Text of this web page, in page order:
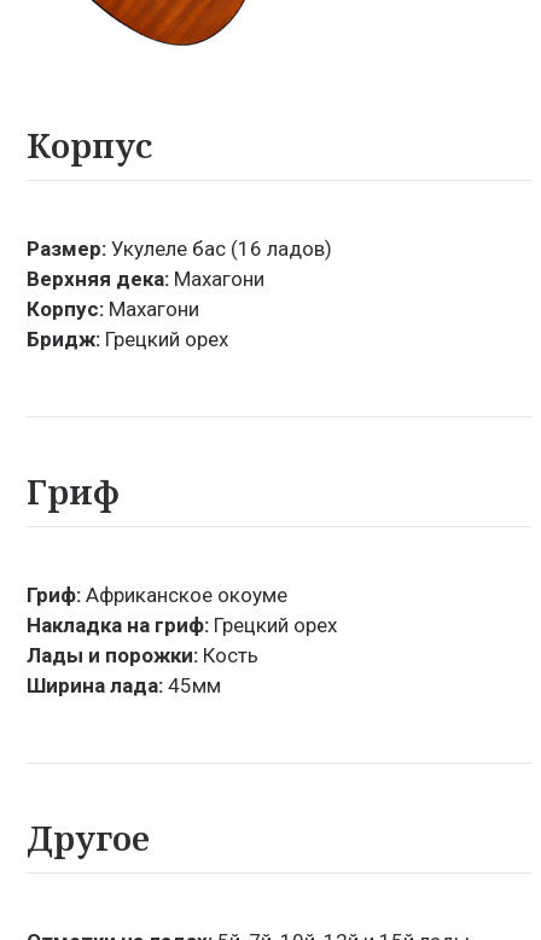
Корпус
Размер: Укулеле бас (16 ладов)
Верхняя дека: Махагони
Корпус: Махагони
Бридж: Грецкий орех
Гриф
Гриф: Африканское окоуме
Накладка на гриф: Грецкий орех
Лады и порожки: Кость
Ширина лада: 45мм
Другое